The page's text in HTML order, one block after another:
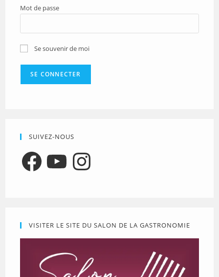
Mot de passe
Se souvenir de moi
SUIVEZ-NOUS
FacebookYouTubeInstagram
VISITER LE SITE DU SALON DE LA GASTRONOMIE